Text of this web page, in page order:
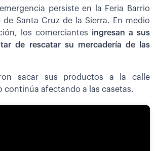
persiste en la Feria Barrio
de Santa Cruz de la Sierra. En medio
los comerciantes ingresan a sus
de rescatar su mercadería de las
sacar sus productos a la calle
continúa afectando a las casetas.